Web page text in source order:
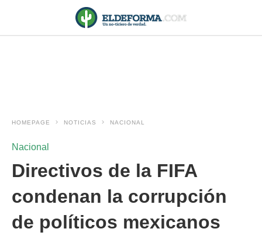
HOMEPAGE NOTICIAS NACIONAL
Nacional
Directivos de la FIFA
condenan la corrupción
de políticos mexicanos